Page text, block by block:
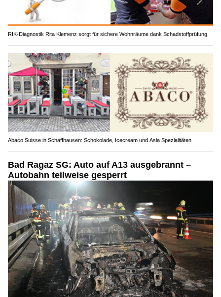
RIK-Diagnostik Rita Klemenz sorgt für sichere Wohnräume dank Schadstoffprüfung
Abaco Suisse in Schaffhausen: Schokolade, Icecream und Asia Spezialitäten
Bad Ragaz SG: Auto auf A13 ausgebrannt –
Autobahn teilweise gesperrt